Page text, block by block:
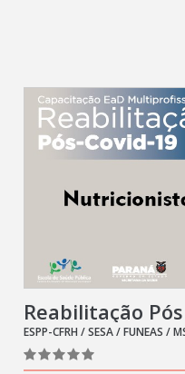
Reabilitação
ESPP-CFRH / SESA / FUNEAS /